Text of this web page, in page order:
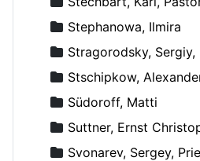
Stephanowa, Ilmira
Stragorodsky,
Stschipkow,
Südoroff, Matti
Suttner, Ernst
Svonarev, Sergey,